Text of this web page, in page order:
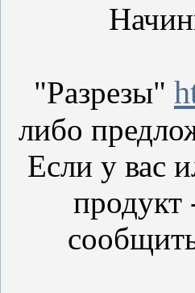
"Разрезы"
либо
Если у вас
продукт